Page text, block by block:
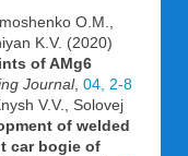
O.M.,
K.V. (2020)
of AMg6
Journal, 04, 2-8
V.V., Solovej
of welded
car bogie of